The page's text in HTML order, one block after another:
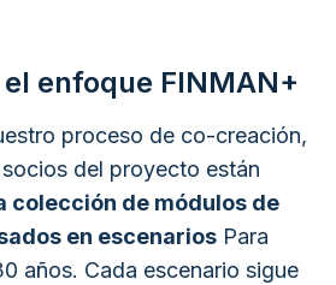
enfoque FINMAN+
proceso de co-creación,
del proyecto están
colección de módulos de
en escenarios Para
años. Cada escenario sigue